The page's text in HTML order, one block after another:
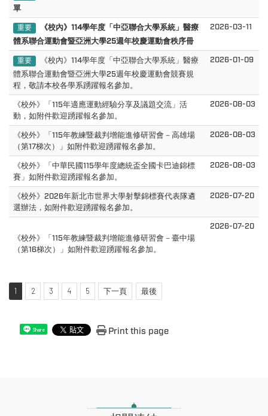
單
重要
《校內》114學年度「中亞聯合大學系統」醫療
體系聯合運動會暨亞洲大學25週年校慶運動會秩序冊
2026-03-11
重要
《校內》114學年度「中亞聯合大學系統」醫療
體系聯合運動會暨亞洲大學25週年校慶運動會競賽規
程，敬請本校各學系踴躍報名參加。
2026-01-09
《校外》「115年適應運動經驗分享及議題交流」活
動，如附件歡迎踴躍報名參加。
2026-08-03
《校外》「115年教練暨裁判增能進修研習會－高雄場
（第17梯次）」如附件歡迎踴躍報名參加。
2026-08-03
《校外》「中華民國115學年度總統盃全國卡巴迪錦標
賽」如附件歡迎踴躍報名參加。
2026-08-03
《校外》2026年新北市世界大學射擊錦標賽代表隊遴
選辦法，如附件歡迎踴躍報名參加。
2026-07-20
《校外》「115年教練暨裁判增能進修研習會－臺中場
（第16梯次）」如附件歡迎踴躍報名參加。
2026-07-20
1 2 3 4 5 下一頁 最後
Share Print this page